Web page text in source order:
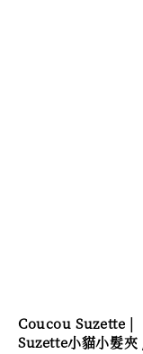
Coucou Suzette |
Suzette小貓小髮夾